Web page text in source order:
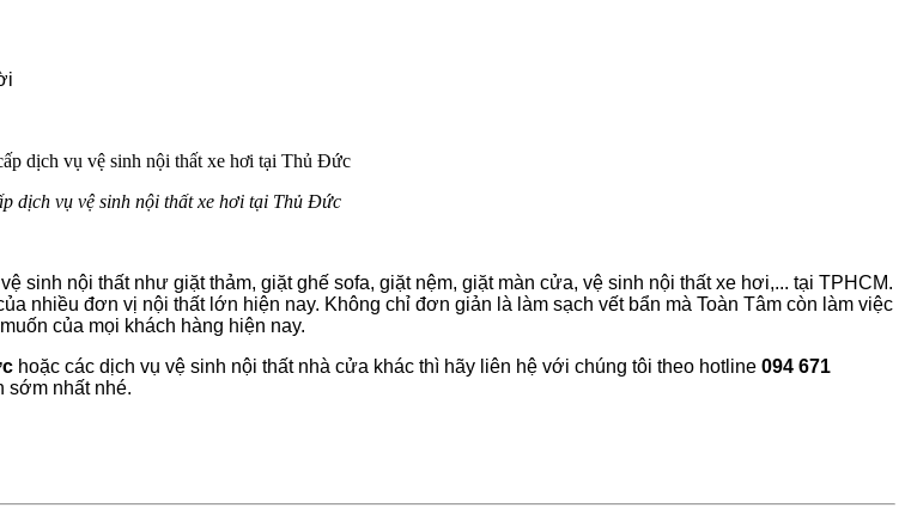
dịch vụ vệ sinh nội thất xe hơi tại Thủ Đức
sinh nội thất như giặt thảm, giặt ghế sofa, giặt nệm, giặt màn cửa, vệ sinh nội thất xe hơi,... tại TPHCM.
nhiều đơn vị nội thất lớn hiện nay. Không chỉ đơn giản là làm sạch vết bẩn mà Toàn Tâm còn làm việc
của mọi khách hàng hiện nay.
hoặc các dịch vụ vệ sinh nội thất nhà cửa khác thì hãy liên hệ với chúng tôi theo hotline 094 671
sớm nhất nhé.